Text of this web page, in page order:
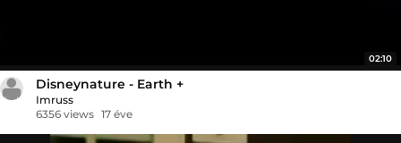
02:10
Disneynature - Earth +
Imruss
6356 views 17 éve